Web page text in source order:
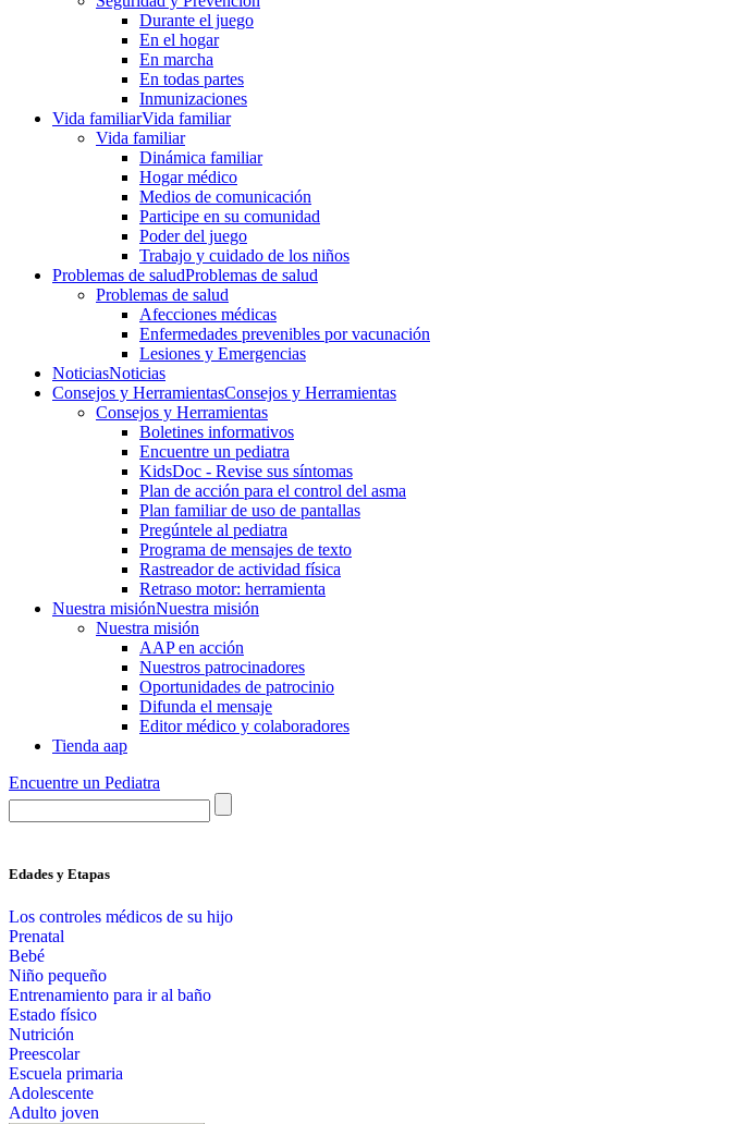
Durante el juego
En el hogar
En marcha
En todas partes
Inmunizaciones
Vida familiarVida familiar
Vida familiar
Dinámica familiar
Hogar médico
Medios de comunicación
Participe en su comunidad
Poder del juego
Trabajo y cuidado de los niños
Problemas de saludProblemas de salud
Problemas de salud
Afecciones médicas
Enfermedades prevenibles por vacunación
Lesiones y Emergencias
NoticiasNoticias
Consejos y HerramientasConsejos y Herramientas
Consejos y Herramientas
Boletines informativos
Encuentre un pediatra
KidsDoc - Revise sus síntomas
Plan de acción para el control del asma
Plan familiar de uso de pantallas
Pregúntele al pediatra
Programa de mensajes de texto
Rastre​​ador de activida​d física
Retraso motor: herramienta
Nuestra misiónNuestra misión
Nuestra misión
AAP en acción
Nuestros patrocinadores
Oportunidades de patrocinio
Difunda el mensaje
Editor médico y colaboradores
Tienda aap
Encuentre un Pediatra
Edades y Etapas
Los controles médicos de su hijo
Prenatal
Bebé
Niño pequeño
Entrenamiento para ir al baño
Estado físico
Nutrición
Preescolar
Escuela primaria
Adolescente
Adulto joven